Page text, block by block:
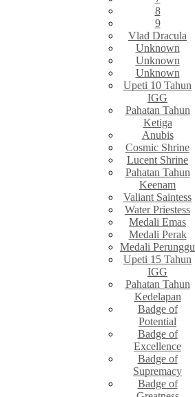
8
9
Vlad Dracula
Unknown
Unknown
Unknown
Upeti 10 Tahun
IGG
Pahatan Tahun
Ketiga
Anubis
Cosmic Shrine
Lucent Shrine
Pahatan Tahun
Keenam
Valiant Saintess
Water Priestess
Medali Emas
Medali Perak
Medali Perunggu
Upeti 15 Tahun
IGG
Pahatan Tahun
Kedelapan
Badge of
Potential
Badge of
Excellence
Badge of
Supremacy
Badge of